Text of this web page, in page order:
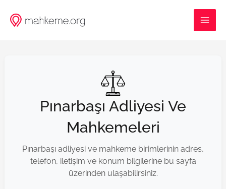
atla
Pınarbaşı Adliyesi Ve
Mahkemeleri
Pınarbaşı adliyesi ve mahkeme birimlerinin adres,
telefon, iletişim ve konum bilgilerine bu sayfa
üzerinden ulaşabilirsiniz.